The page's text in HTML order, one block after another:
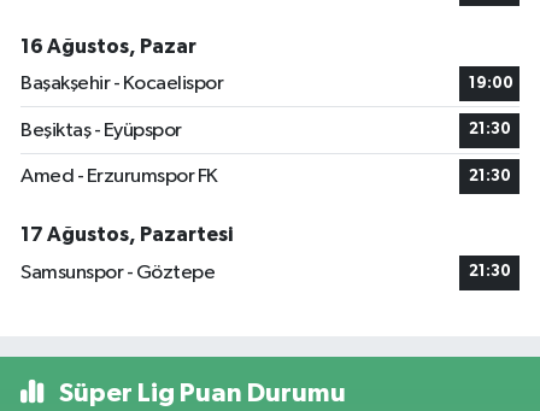
16 Ağustos, Pazar
Başakşehir - Kocaelispor
19:00
Beşiktaş - Eyüpspor 21:30
Amed - Erzurumspor FK 21:30
17 Ağustos, Pazartesi
Samsunspor - Göztepe
21:30
Süper Lig Puan Durumu